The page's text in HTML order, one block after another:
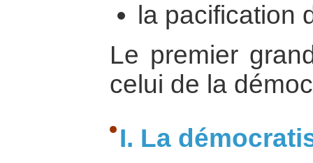
la pacification
Le premier
celui de la
I. La